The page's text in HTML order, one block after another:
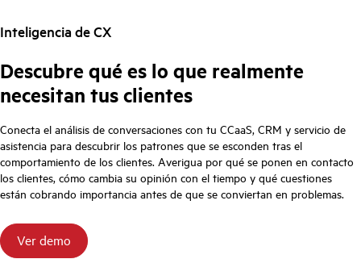
Inteligencia de CX
Descubre qué es lo que realmente
necesitan tus clientes
Conecta el análisis de conversaciones con tu CCaaS, CRM y servicio de
asistencia para descubrir los patrones que se esconden tras el
comportamiento de los clientes. Averigua por qué se ponen en contacto
los clientes, cómo cambia su opinión con el tiempo y qué cuestiones
están cobrando importancia antes de que se conviertan en problemas.
Ver demo